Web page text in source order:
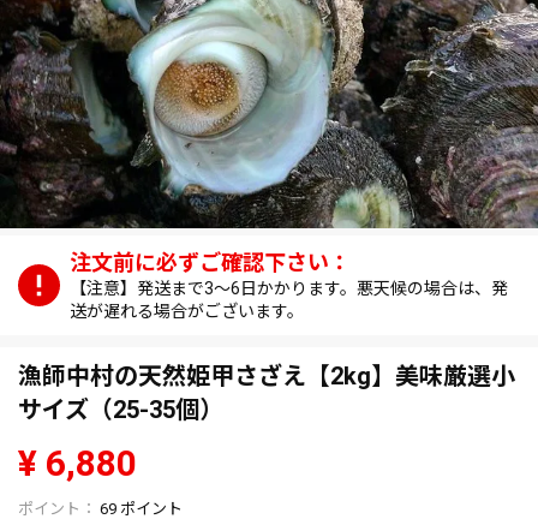
【注意】発送まで3～6日かかります。悪天候の場合は、発
送が遅れる場合がございます。
漁師中村の天然姫甲さざえ【2kg】美味厳選小
サイズ（25-35個）
¥ 6,880
69 ポイント